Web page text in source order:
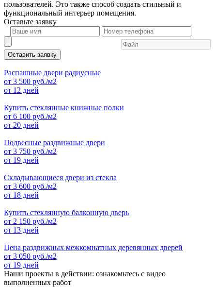
пользователей. Это также способ создать стильный и
функциональный интерьер помещения.
Оставьте заявку
Оставить заявку
Распашные двери радиусные
от 3 500 руб./м2
от 12 дней
Купить стеклянные книжные полки
от 6 100 руб./м2
от 20 дней
Подвесные раздвижные двери
от 3 750 руб./м2
от 19 дней
Складывающиеся двери из стекла
от 3 600 руб./м2
от 18 дней
Купить стеклянную балконную дверь
от 2 150 руб./м2
от 13 дней
Цена раздвижных межкомнатных деревянных дверей
от 3 050 руб./м2
от 19 дней
Наши проекты в действии: ознакомьтесь с видео
выполненных работ